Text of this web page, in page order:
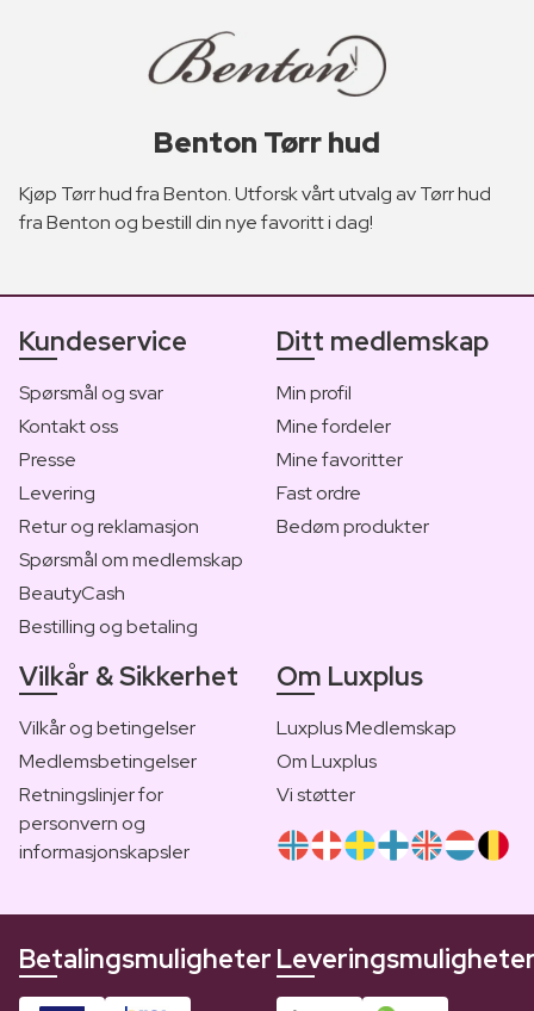
Benton Tørr hud
Kjøp Tørr hud fra Benton. Utforsk vårt utvalg av Tørr hud
fra Benton og bestill din nye favoritt i dag!
Kundeservice
Spørsmål og svar
Kontakt oss
Presse
Levering
Retur og reklamasjon
Spørsmål om medlemskap
BeautyCash
Bestilling og betaling
Ditt medlemskap
Min profil
Mine fordeler
Mine favoritter
Fast ordre
Bedøm produkter
Vilkår & Sikkerhet
Vilkår og betingelser
Medlemsbetingelser
Retningslinjer for
personvern og
informasjonskapsler
Om Luxplus
Luxplus Medlemskap
Om Luxplus
Vi støtter
Betalingsmuligheter